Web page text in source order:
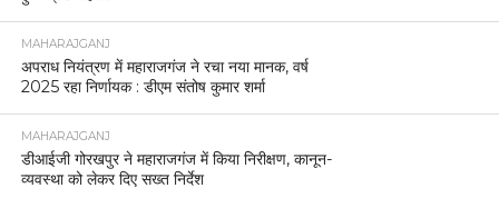
MAHARAJGANJ
अपराध नियंत्रण में महाराजगंज ने रचा नया मानक, वर्ष
2025 रहा निर्णायक : डीएम संतोष कुमार शर्मा
MAHARAJGANJ
डीआईजी गोरखपुर ने महाराजगंज में किया निरीक्षण, कानून-
व्यवस्था को लेकर दिए सख्त निर्देश